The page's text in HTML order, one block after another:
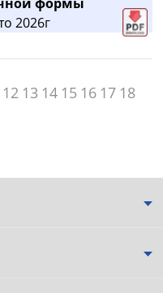
формы
2026г
12 13 14 15 16 17 18